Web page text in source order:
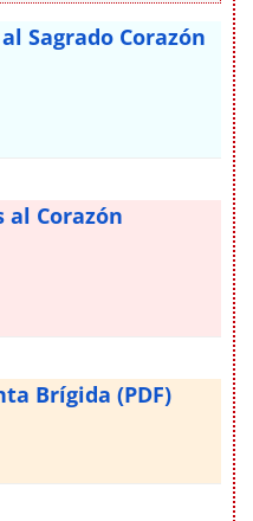
Sagrado Corazón
al Corazón
Brígida (PDF)